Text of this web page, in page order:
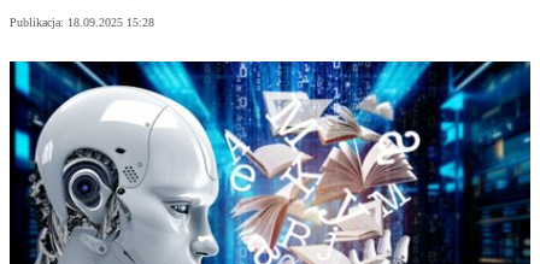
Publikacja: 18.09.2025 15:28